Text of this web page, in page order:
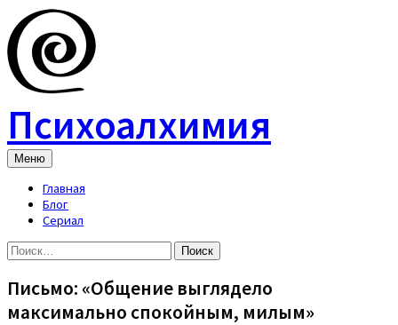
Skip
to
content
Психоалхимия
Меню
Главная
Блог
Сериал
Найти:
Письмо: «Общение выглядело
максимально спокойным, милым»